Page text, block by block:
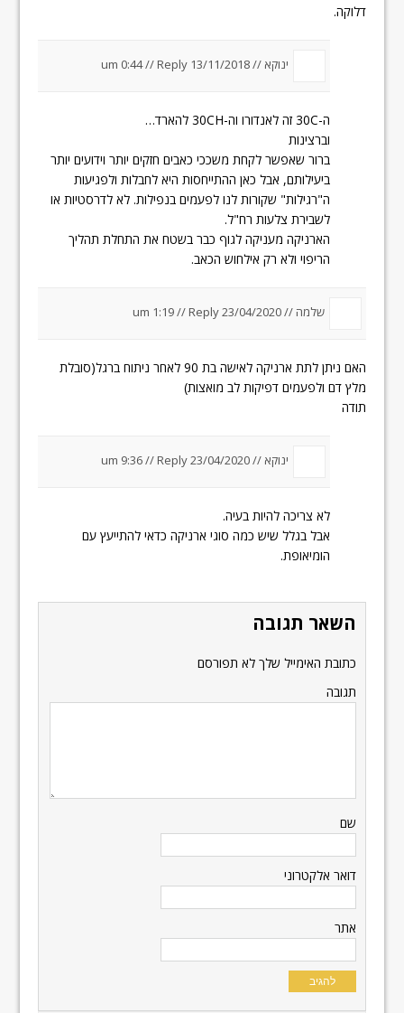
דלוקה.
ינוקא //13/11/2018 um 0:44
//Reply
ה-30C זה לאנדורו וה-30CH להארד…
וברצינות
ברור שאפשר לקחת משככי כאבים חזקים יותר וידועים יותר
ביעילותם, אבל כאן ההתייחסות היא לחבלות ולפגיעות
ה"רגילות" שקורות לנו לפעמים בנפילות. לא לדרסטיות או
לשבירת צלעות רח"ל.
הארניקה מעניקה לגוף כבר בשטח את התחלת תהליך
הריפוי ולא רק אילחוש הכאב.
שלמה //23/04/2020 um 1:19
//Reply
האם ניתן לתת ארניקה לאישה בת 90 לאחר ניתוח ברגל(סובלת
מלץ דם ולפעמים דפיקות לב מואצות)
תודה
ינוקא //23/04/2020 um 9:36
//Reply
לא צריכה להיות בעיה.
אבל בגלל שיש כמה סוגי ארניקה כדאי להתייעץ עם
הומיאופת.
השאר תגובה
כתובת האימייל שלך לא תפורסם
תגובה
שם
דואר אלקטרוני
אתר